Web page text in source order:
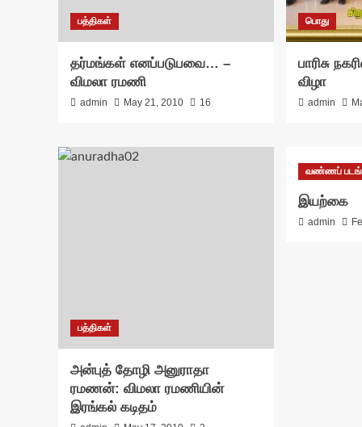
பத்திகள்
தர்மங்கள் எனப்படுபவை… –
விமலா ரமணி
admin May 21, 2010 16
பொது
பாரிசு
விழா
admin
பத்திகள்
அன்புத் தோழி அனுராதா
ரமணன்: விமலா ரமணியின்
இரங்கல் கடிதம்
வண்ணப்
இயற்கை
admin